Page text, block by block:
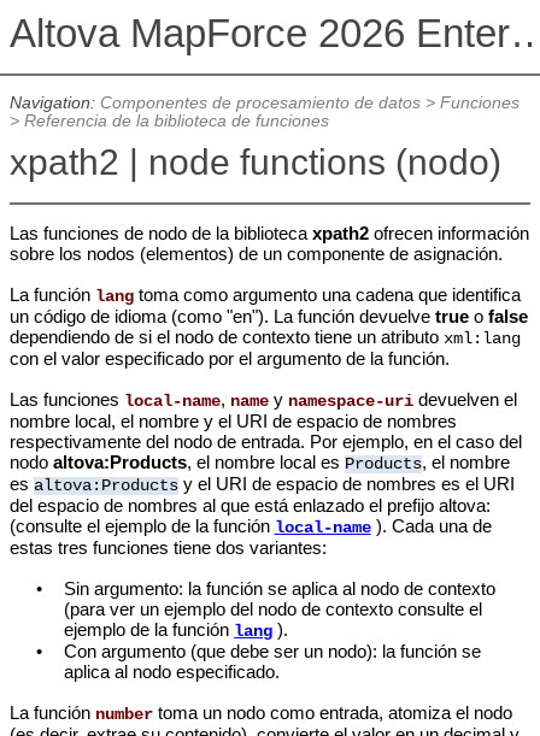
Altova MapForce 2026
Navigation: Componentes de procesamiento de datos> Funciones
> Referencia de la biblioteca de funciones
xpath2 | node functions (nodo)
Las funciones de nodo de la biblioteca xpath2ofrecen información
sobre los nodos (elementos) de un componente de asignación.
La función langtoma como argumento una cadena que identifica
un código de idioma (como "en"). La función devuelve trueo false
dependiendo de si el nodo de contexto tiene un atributo xml:lang
con el valor especificado por el argumento de la función.
Las funciones local-name, namey namespace-uridevuelven el
nombre local, el nombre y el URI de espacio de nombres
respectivamente del nodo de entrada. Por ejemplo, en el caso del
nodo altova:Products, el nombre local es Products, el nombre
es altova:Productsy el URI de espacio de nombres es el URI
del espacio de nombres al que está enlazado el prefijo altova:
(consulte el ejemplo de la función local-name). Cada una de
estas tres funciones tiene dos variantes:
•
Sin argumento: la función se aplica al nodo de contexto
(para ver un ejemplo del nodo de contexto consulte el
ejemplo de la función lang ).
•
Con argumento (que debe ser un nodo): la función se
aplica al nodo especificado.
La función numbertoma un nodo como entrada, atomiza el nodo